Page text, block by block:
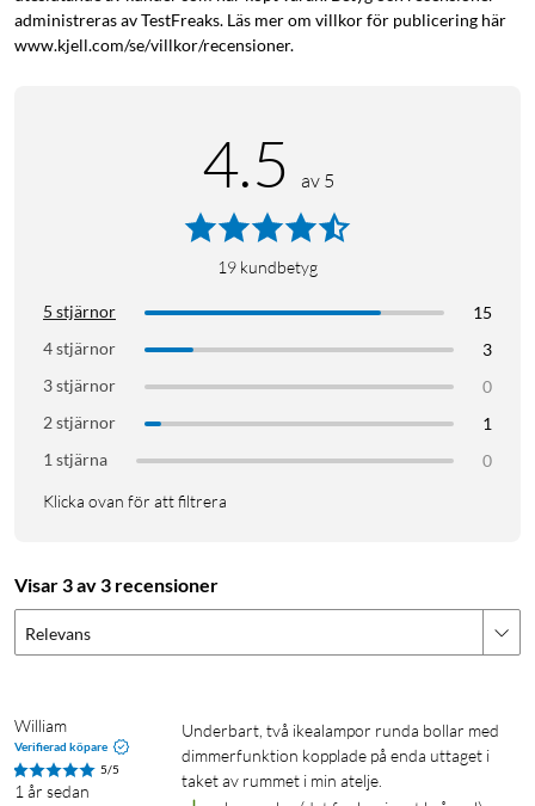
administreras av TestFreaks. Läs mer om villkor för publicering här
www.kjell.com/se/villkor/recensioner.
4.5 av 5
19 kundbetyg
5 stjärnor
15
4 stjärnor
3
3 stjärnor
0
2 stjärnor
1
1 stjärna
0
Klicka ovan för att filtrera
Visar 3 av 3 recensioner
Relevans
William
Verifierad köpare
5/5
1 år sedan
underbart, två ikealampor runda bollar med
dimmerfunktion kopplade på enda uttaget i
taket av rummet i min atelje.